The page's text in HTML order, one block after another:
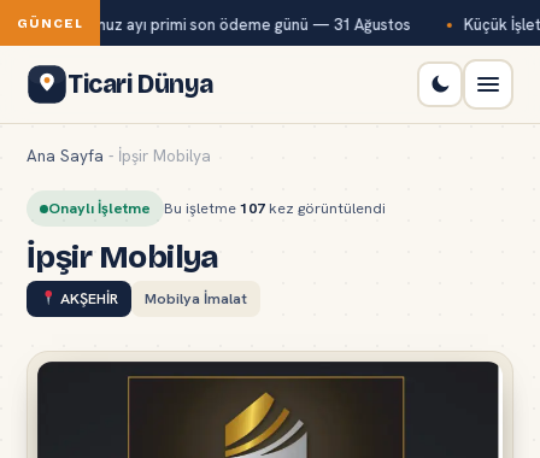
GÜNCEL
Kur temmuz ayı primi son ödeme günü — 31 Ağustos Küçük
Ticari Dünya
Ana Sayfa - İpşir Mobilya
Onaylı İşletme Bu işletme107 kez görüntülendi
İpşir Mobilya
AKŞEHİR Mobilya İmalat